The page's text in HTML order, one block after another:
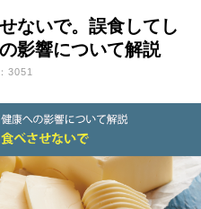
ないで。誤食してし
影響について解説
3051